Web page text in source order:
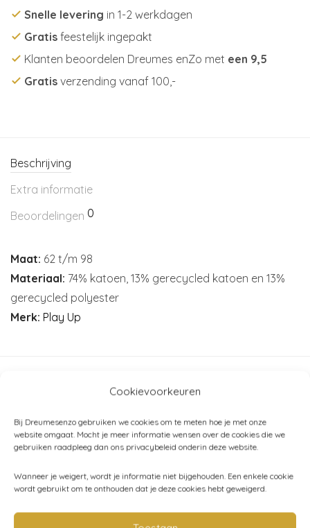
Cookievoorkeuren
Bij Dreumesenzo gebruiken we cookies om te meten hoe je met onze
website omgaat. Mocht je meer informatie wensen over de cookies die we
gebruiken raadpleeg dan ons privacybeleid onderin deze website.
Wanneer je weigert, wordt je informatie niet bijgehouden. Een enkele cookie
wordt gebruikt om te onthouden dat je deze cookies hebt geweigerd.
Snelle levering in 1-2 werkdagen
Gratis feestelijk ingepakt
Klanten beoordelen Dreumes enZo met een 9,5
Gratis verzending vanaf 100,-
Beschrijving
Extra informatie
Beoordelingen 0
Maat: 62 t/m 98
Materiaal: 74% katoen, 13% gerecycled katoen en 13%
gerecycled polyester
Merk: Play Up
Play Up,Truien - vesten
Gerelateerde producten